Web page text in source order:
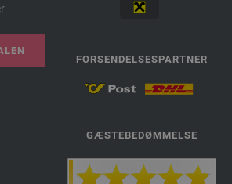
FORSENDELSESPARTNER
GÆSTEBEDØMMELSE